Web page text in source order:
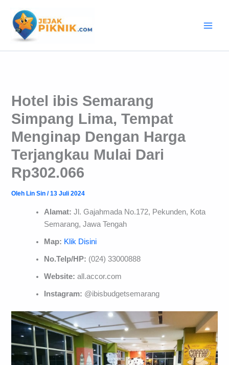
konten
Hotel ibis Semarang
Simpang Lima, Tempat
Menginap Dengan Harga
Terjangkau Mulai Dari
Rp302.066
Oleh Lin Sin/13 Juli 2024
Alamat: Jl. Gajahmada No.172, Pekunden, Kota
Semarang, Jawa Tengah
Map: Klik Disini
No.Telp/HP: (024) 33000888
Website: all.accor.com
Instagram: @ibisbudgetsemarang